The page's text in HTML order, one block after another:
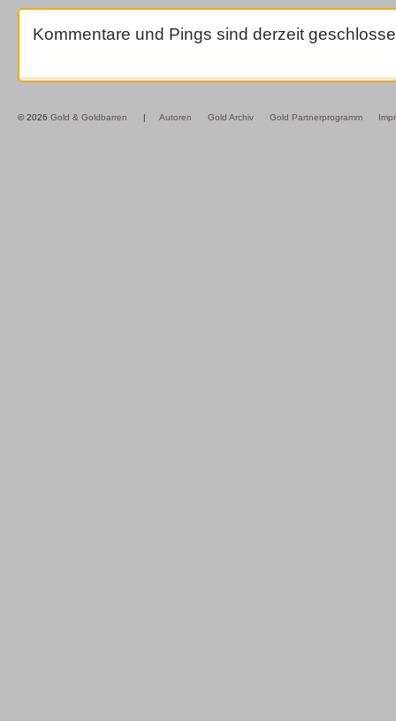
Kommentare und Pings sind derzeit
© 2026 Gold & Goldbarren | Autoren Gold Archiv Gold Partnerprogramm